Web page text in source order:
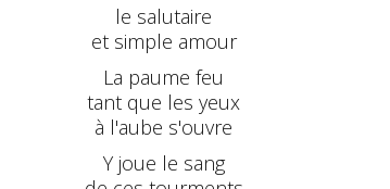
le salutaire
et simple amour
La paume feu
tant que les yeux
à l'aube s'ouvre
Y joue le sang